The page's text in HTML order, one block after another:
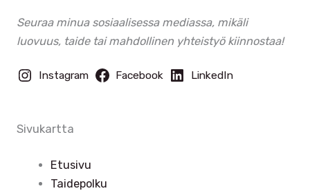
Seuraa minua sosiaalisessa mediassa, mikäli
luovuus, taide tai mahdollinen yhteistyö kiinnostaa!
Instagram Facebook LinkedIn
Sivukartta
Etusivu
Taidepolku